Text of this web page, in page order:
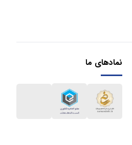
نمادهای ما